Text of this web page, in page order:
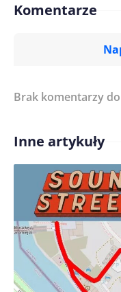
Komentarze
Treść komentarza*
Imię/ Nick*
Zapamiętaj
pisania
Brak komentarzy
Inne artykuły